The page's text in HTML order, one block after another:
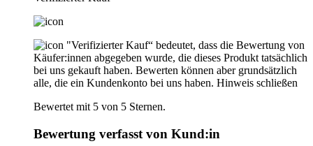
"Verifizierter Kauf“ bedeutet, dass die Bewertung von
Käufer:innen abgegeben wurde, die dieses Produkt tatsächlich
bei uns gekauft haben. Bewerten können aber grundsätzlich
alle, die ein Kundenkonto bei uns haben. Hinweis schließen
Bewertet mit 5 von 5 Sternen.
Bewertung verfasst von Kund:in